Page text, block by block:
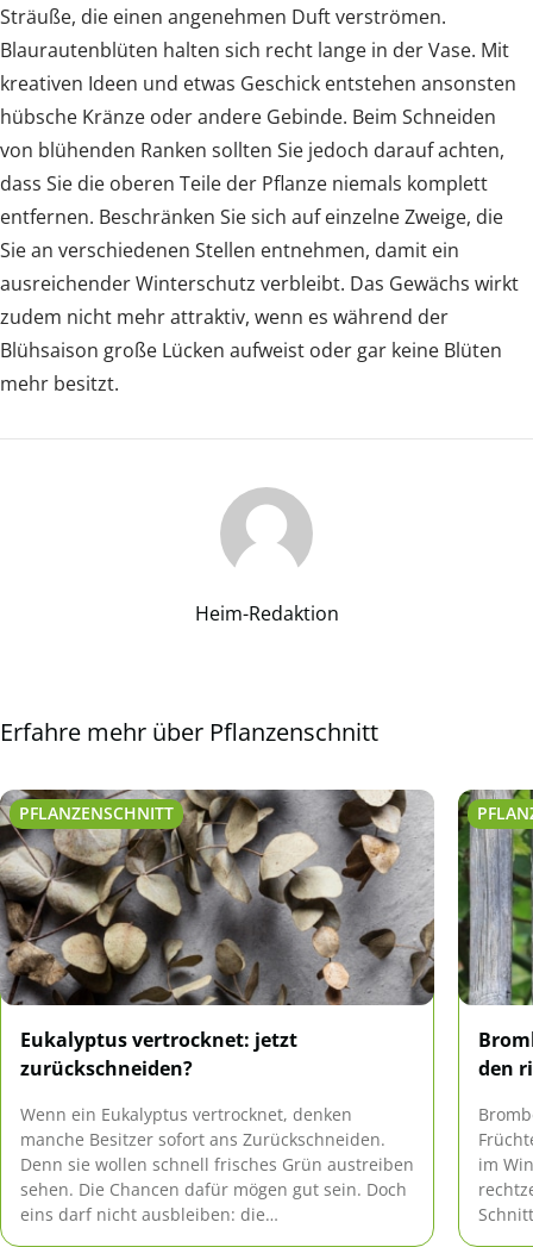
Sträuße, die einen angenehmen Duft verströmen.
Blaurautenblüten halten sich recht lange in der Vase. Mit
kreativen Ideen und etwas Geschick entstehen ansonsten
hübsche Kränze oder andere Gebinde. Beim Schneiden
von blühenden Ranken sollten Sie jedoch darauf achten,
dass Sie die oberen Teile der Pflanze niemals komplett
entfernen. Beschränken Sie sich auf einzelne Zweige, die
Sie an verschiedenen Stellen entnehmen, damit ein
ausreichender Winterschutz verbleibt. Das Gewächs wirkt
zudem nicht mehr attraktiv, wenn es während der
Blühsaison große Lücken aufweist oder gar keine Blüten
mehr besitzt.
Heim-Redaktion
Erfahre mehr über Pflanzenschnitt
PFLANZENSCHNITT
Eukalyptus vertrocknet: jetzt
zurückschneiden?
Wenn ein Eukalyptus vertrocknet, denken
manche Besitzer sofort ans Zurückschneiden.
Denn sie wollen schnell frisches Grün austreiben
sehen. Die Chancen dafür mögen gut sein. Doch
eins darf nicht ausbleiben: die
den
im